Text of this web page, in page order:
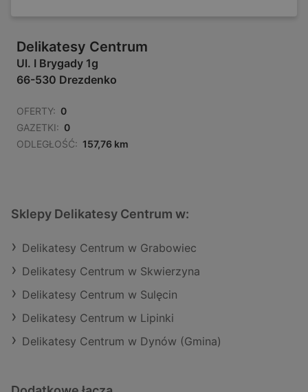
Delikatesy Centrum
Ul. I Brygady 1g
66-530 Drezdenko
OFERTY: 0
GAZETKI: 0
ODLEGŁOŚĆ: 157,76 km
Sklepy Delikatesy Centrum w:
Delikatesy Centrum w Grabowiec
Delikatesy Centrum w Skwierzyna
Delikatesy Centrum w Sulęcin
Delikatesy Centrum w Lipinki
Delikatesy Centrum w Dynów (Gmina)